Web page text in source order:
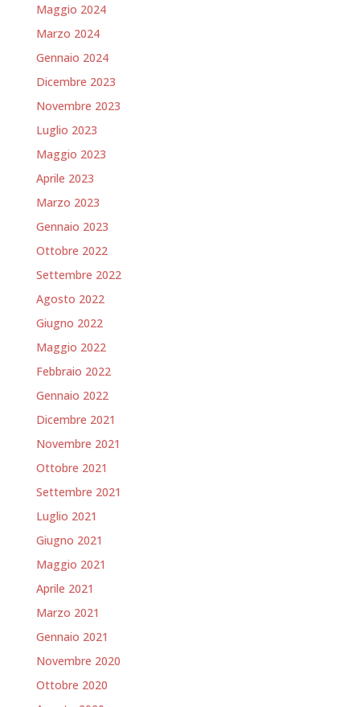
Maggio 2024
Marzo 2024
Gennaio 2024
Dicembre 2023
Novembre 2023
Luglio 2023
Maggio 2023
Aprile 2023
Marzo 2023
Gennaio 2023
Ottobre 2022
Settembre 2022
Agosto 2022
Giugno 2022
Maggio 2022
Febbraio 2022
Gennaio 2022
Dicembre 2021
Novembre 2021
Ottobre 2021
Settembre 2021
Luglio 2021
Giugno 2021
Maggio 2021
Aprile 2021
Marzo 2021
Gennaio 2021
Novembre 2020
Ottobre 2020